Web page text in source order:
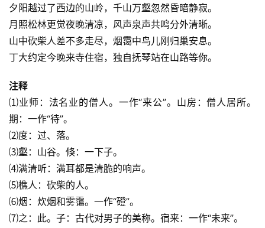
夕阳越过了西边的山岭，千山万壑忽然昏暗静寂。
月照松林更觉夜晚清凉，风声泉声共鸣分外清晰。
山中砍柴人差不多走尽，烟霭中鸟儿刚归巢安息。
丁大约定今晚来寺住宿，独自抚琴站在山路等你。
注释
⑴业师：法名业的僧人。一作“来公”。山房：僧人居所。
期：一作“待”。
⑵度：过、落。
⑶壑：山谷。倏：一下子。
⑷满清听：满耳都是清脆的响声。
⑸樵人：砍柴的人。
⑹烟：炊烟和雾霭。一作“磴”。
⑺之：此。子：古代对男子的美称。宿来：一作“未来”。